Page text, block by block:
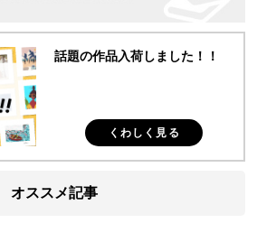
話題の作品入荷しました！！
くわしく見る
オススメ記事